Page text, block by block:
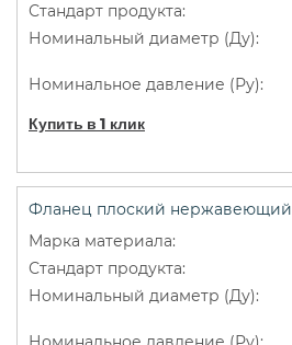
Купить в 1 клик
Фланец плоский нержавеющий